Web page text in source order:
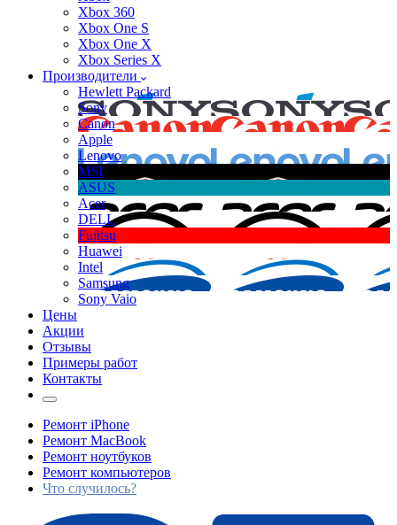
Xbox 360
Xbox One S
Xbox One X
Xbox Series X
Производители
Hewlett Packard
Sony
Canon
Apple
Lenovo
MSI
ASUS
Acer
DELL
Fujitsu
Huawei
Intel
Samsung
Sony Vaio
Цены
Акции
Отзывы
Примеры работ
Контакты
Ремонт iPhone
Ремонт MacBook
Ремонт ноутбуков
Ремонт компьютеров
Что случилось?